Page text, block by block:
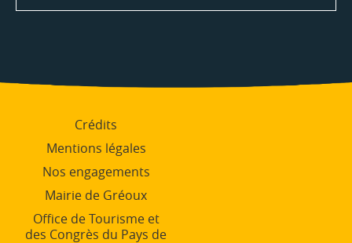
Crédits
Mentions légales
Nos engagements
Mairie de Gréoux
Office de Tourisme et
des Congrès du Pays de